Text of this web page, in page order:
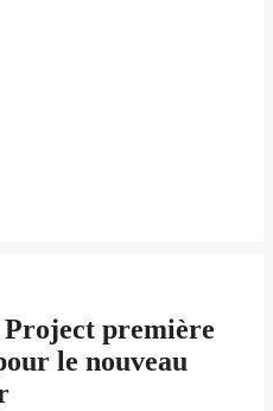
première
le nouveau